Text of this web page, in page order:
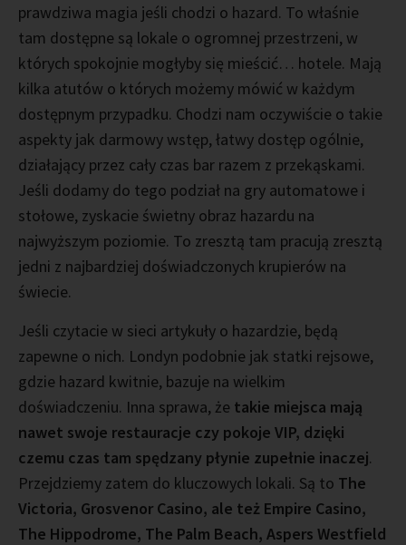
prawdziwa magia jeśli chodzi o hazard. To właśnie
tam dostępne są lokale o ogromnej przestrzeni, w
których spokojnie mogłyby się mieścić… hotele. Mają
kilka atutów o których możemy mówić w każdym
dostępnym przypadku. Chodzi nam oczywiście o takie
aspekty jak darmowy wstęp, łatwy dostęp ogólnie,
działający przez cały czas bar razem z przekąskami.
Jeśli dodamy do tego podział na gry automatowe i
stołowe, zyskacie świetny obraz hazardu na
najwyższym poziomie. To zresztą tam pracują zresztą
jedni z najbardziej doświadczonych krupierów na
świecie.
Jeśli czytacie w sieci artykuły o hazardzie, będą
zapewne o nich. Londyn podobnie jak statki rejsowe,
gdzie hazard kwitnie, bazuje na wielkim
doświadczeniu. Inna sprawa, że takie miejsca mają
nawet swoje restauracje czy pokoje VIP, dzięki
czemu czas tam spędzany płynie zupełnie inaczej.
Przejdziemy zatem do kluczowych lokali. Są to The
Victoria, Grosvenor Casino, ale też Empire Casino,
The Hippodrome, The Palm Beach, Aspers Westfield